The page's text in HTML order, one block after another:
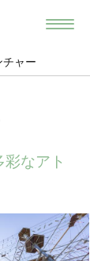
ャー
なアト